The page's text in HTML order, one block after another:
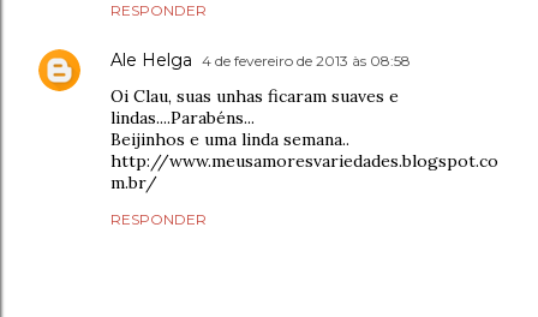
RESPONDER
Ale Helga 4 de fevereiro de 2013 às 08:58
Oi Clau, suas unhas ficaram suaves e
lindas....Parabéns...
Beijinhos e uma linda semana..
http://www.meusamoresvariedades.blogspot.co
m.br/
RESPONDER